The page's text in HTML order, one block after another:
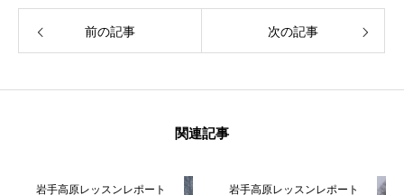
前の記事 次の記事
関連記事
岩手高原レッスンレポート 岩手高原レッスンレポート